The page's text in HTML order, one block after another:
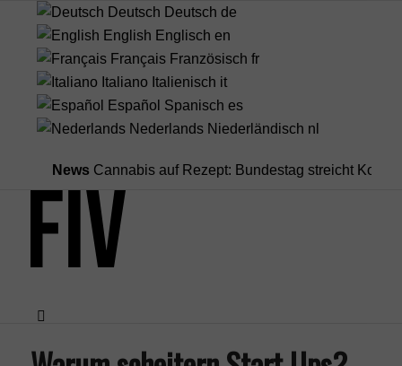
Deutsch Deutsch de
English Englisch en
Français Französisch fr
Italiano Italienisch it
Español Spanisch es
Nederlands Niederländisch nl
News Cannabis auf Rezept: Bundestag streicht